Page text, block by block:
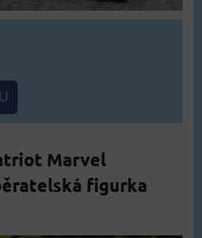
Marvel
figurka